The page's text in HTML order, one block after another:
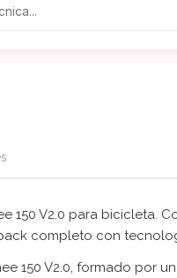
150 V2.0 para
completo con
150 V2.0, formado por